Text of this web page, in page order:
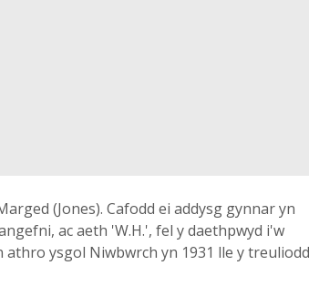
(Jones). Cafodd ei addysg gynnar yn
ac aeth 'W.H.', fel y daethpwyd i'w
athro ysgol Niwbwrch yn 1931 lle y treuliodd